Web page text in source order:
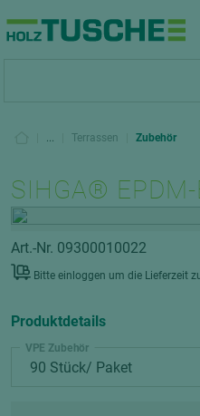
... Terrassen Zubehör
SIHGA®
Art.-Nr. 09300010022
Bitte einloggen um die Lieferzeit
Produktdetails
VPE Zubehör